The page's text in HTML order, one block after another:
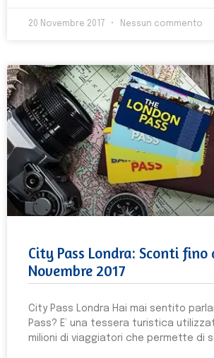
20 Novembre 2017 Nessun commento
City Pass Londra: Sconti fino
Novembre 2017
City Pass Londra Hai mai sentito
Pass? E’ una tessera turistica
milioni di viaggiatori che permette di